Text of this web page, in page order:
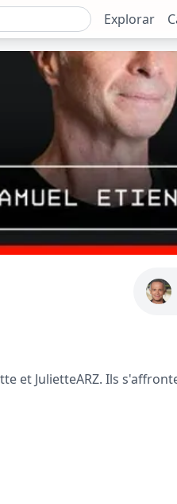
Explorar
et JulietteARZ. Ils